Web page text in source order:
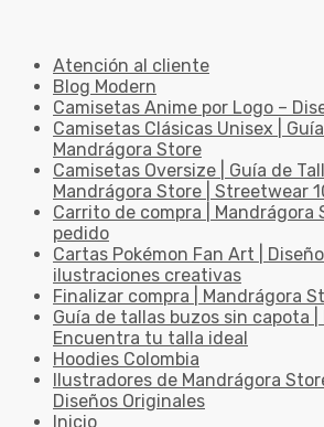
Atención al cliente
Blog Modern
Camisetas Anime por Logo –
Camisetas Clásicas Unisex | Guía
Mandrágora Store
Camisetas Oversize | Guía de
Mandrágora Store | Streetwear
Carrito de compra | Mandrágora
pedido
Cartas Pokémon Fan Art |
ilustraciones creativas
Finalizar compra | Mandrágora
Guía de tallas buzos sin capota |
Encuentra tu talla ideal
Hoodies Colombia
Ilustradores de Mandrágora
Diseños Originales
Inicio